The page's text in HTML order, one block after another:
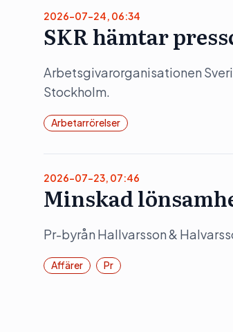
2026-07-24, 06:34
SKR hämtar
Arbetsgivarorganisationen
Stockholm.
Arbetarrörelser
2026-07-23, 07:46
Minskad
Pr-byrån Hallvarsson &
Affärer Pr